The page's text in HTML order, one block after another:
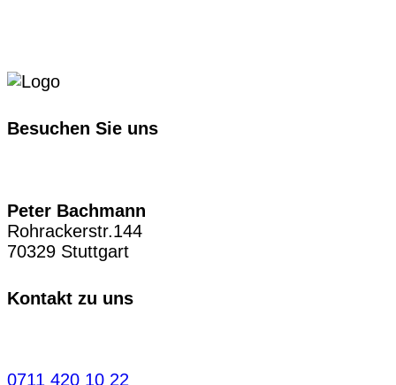
Besuchen Sie uns
Peter Bachmann
Rohrackerstr.144
70329 Stuttgart
Kontakt zu uns
0711 420 10 22